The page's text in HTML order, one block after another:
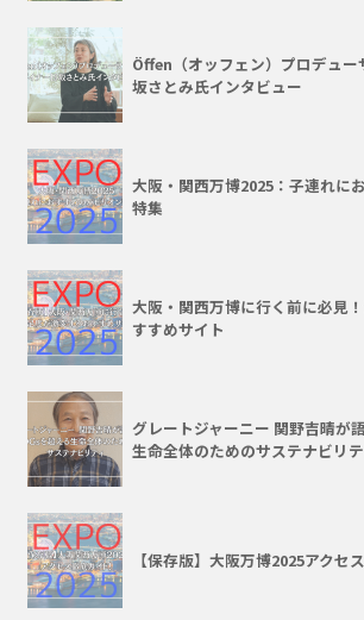
Öffen（オッフェン）プロデュー
坂さとみ氏インタビュー
大阪・関西万博2025：子連れに
特集
大阪・関西万博に行く前に必見
すすめサイト
グレートジャーニー 関野吉晴が
生命全体のためのサステナビリ
【保存版】大阪万博2025アクセ